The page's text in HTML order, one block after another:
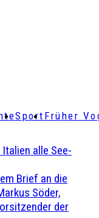
Sport Früher
alle See-
Brief an die
Söder,
der